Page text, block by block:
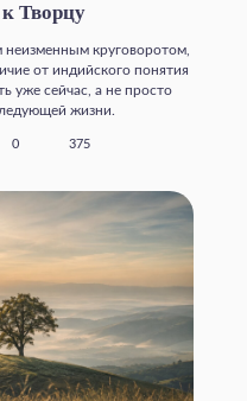
Творцу
неизменным круговоротом,
от индийского понятия
сейчас, а не просто
жизни.
0 375